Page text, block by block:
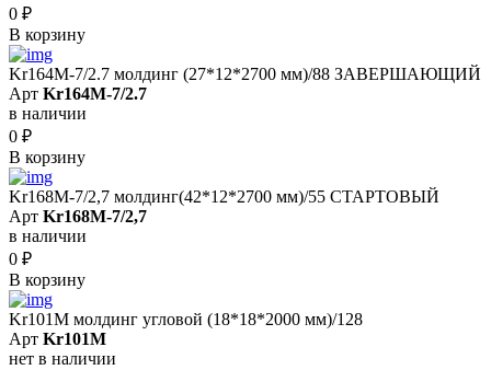
0 ₽
В корзину
Kr164M-7/2.7 молдинг (27*12*2700 мм)/88 ЗАВЕРШАЮЩИЙ
Арт Kr164M-7/2.7
в наличии
0 ₽
В корзину
Kr168M-7/2,7 молдинг(42*12*2700 мм)/55 СТАРТОВЫЙ
Арт Kr168M-7/2,7
в наличии
0 ₽
В корзину
Kr101M молдинг угловой (18*18*2000 мм)/128
Арт Kr101M
нет в наличии